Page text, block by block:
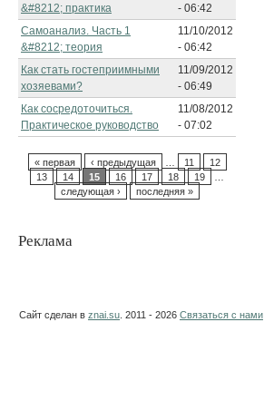
&#8212; практика
- 06:42
Самоанализ. Часть 1
&#8212; теория
11/10/2012
- 06:42
Как стать гостеприимными
хозяевами?
11/09/2012
- 06:49
Как сосредоточиться.
Практическое руководство
11/08/2012
- 07:02
« первая ‹ предыдущая 11
12
13
14 15 16 17 18 19
следующая ›
последняя »
Реклама
Сайт сделан в znai.su . 2011 - 2026 Связаться с нами